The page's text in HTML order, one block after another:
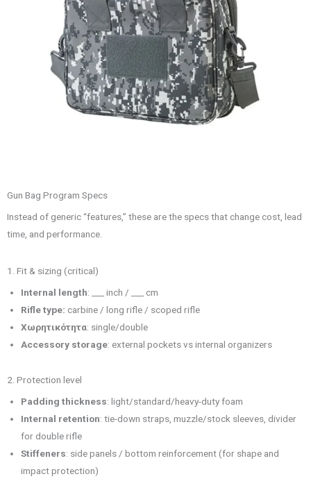
Gun Bag Program Specs
Instead of generic “features,” these are the specs that change cost, lead
time, and performance.
1. Fit & sizing (critical)
Internal length: ___ inch / ___ cm
Rifle type: carbine / long rifle / scoped rifle
Χωρητικότητα: single/double
Accessory storage: external pockets vs internal organizers
2. Protection level
Padding thickness: light/standard/heavy-duty foam
Internal retention: tie-down straps, muzzle/stock sleeves, divider
for double rifle
Stiffeners: side panels / bottom reinforcement (for shape and
impact protection)